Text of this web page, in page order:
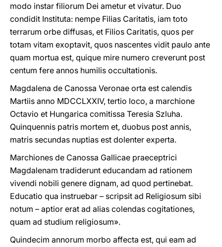
modo instar filiorum Dei ametur et vivatur. Duo
condidit Instituta: nempe Filias Caritatis, iam toto
terrarum orbe diffusas, et Filios Caritatis, quos per
totam vitam exoptavit, quos nascentes vidit paulo ante
quam mortua est, quique mire numero creverunt post
centum fere annos humilis occultationis.
Magdalena de Canossa Veronae orta est calendis
Martiis anno MDCCLXXIV, tertio loco, a marchione
Octavio et Hungarica comitissa Teresia Szluha.
Quinquennis patris mortem et, duobus post annis,
matris secundas nuptias est dolenter experta.
Marchiones de Canossa Gallicae praeceptrici
Magdalenam tradiderunt educandam ad rationem
vivendi nobili genere dignam, ad quod pertinebat.
Educatio qua instruebar – scripsit ad Religiosum sibi
notum – aptior erat ad alias colendas cogitationes,
quam ad studium religiosum».
Quindecim annorum morbo affecta est, qui eam ad